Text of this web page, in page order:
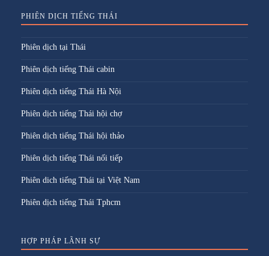
PHIÊN DỊCH TIẾNG THÁI
Phiên dịch tại Thái
Phiên dịch tiếng Thái cabin
Phiên dịch tiếng Thái Hà Nội
Phiên dịch tiếng Thái hội chợ
Phiên dịch tiếng Thái hội thảo
Phiên dịch tiếng Thái nối tiếp
Phiên dich tiếng Thái tại Việt Nam
Phiên dịch tiếng Thái Tphcm
HỢP PHÁP LÃNH SỰ